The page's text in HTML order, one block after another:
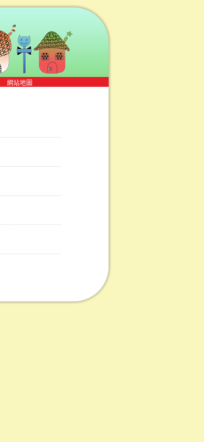
網站地圖